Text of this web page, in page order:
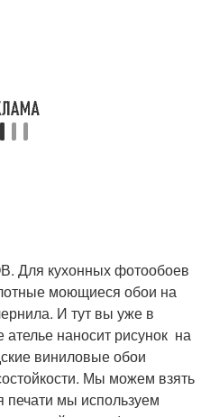
кухонных фотообоев
моющиеся обои на
И тут вы уже в
наносит рисунок на
виниловые обои
Мы можем взять
печати мы используем